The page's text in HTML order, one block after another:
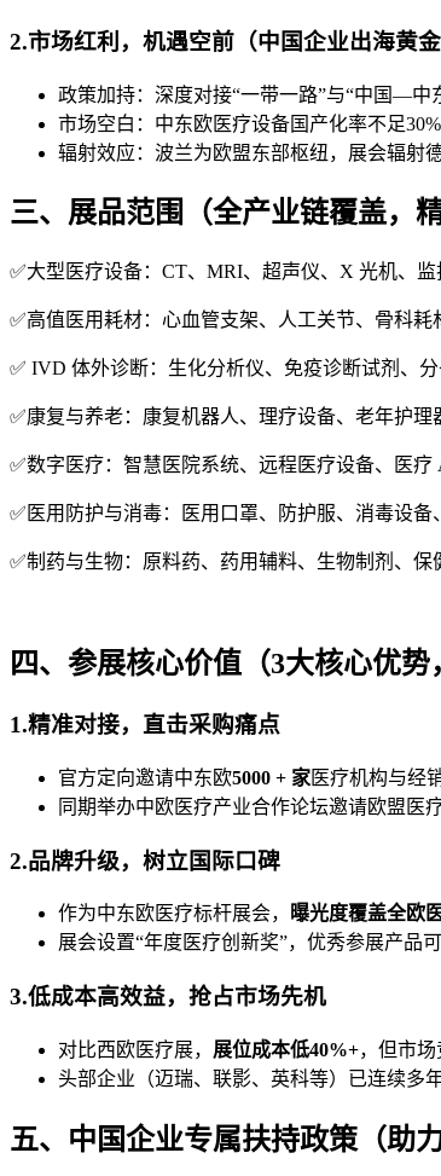
2.市场红利，机遇空前（中国企业出海黄金
政策加持：深度对接“一带一路”与“中国—中
市场空白：中东欧医疗设备国产化率不足30%
辐射效应：波兰为欧盟东部枢纽，展会辐射
三、展品范围（全产业链覆盖，
✅大型医疗设备：CT、MRI、超声仪、X 光机、
✅高值医用耗材：心血管支架、人工关节、骨科
✅ IVD 体外诊断：生化分析仪、免疫诊断试剂、
✅康复与养老：康复机器人、理疗设备、老年护
✅数字医疗：智慧医院系统、远程医疗设备、医
✅医用防护与消毒：医用口罩、防护服、消毒设
✅制药与生物：原料药、药用辅料、生物制剂、
四、参展核心价值（3大核心优势
1.精准对接，直击采购痛点
官方定向邀请中东欧5000 + 家医疗机构与经
同期举办中欧医疗产业合作论坛邀请欧盟医
2.品牌升级，树立国际口碑
作为中东欧医疗标杆展会， 曝光度覆盖全欧
展会设置“年度医疗创新奖”，优秀参展产品
3.低成本高效益，抢占市场先机
对比西欧医疗展， 展位成本低40%+，但市
头部企业（迈瑞、联影、英科等）已连续多
五、中国企业专属扶持政策（助